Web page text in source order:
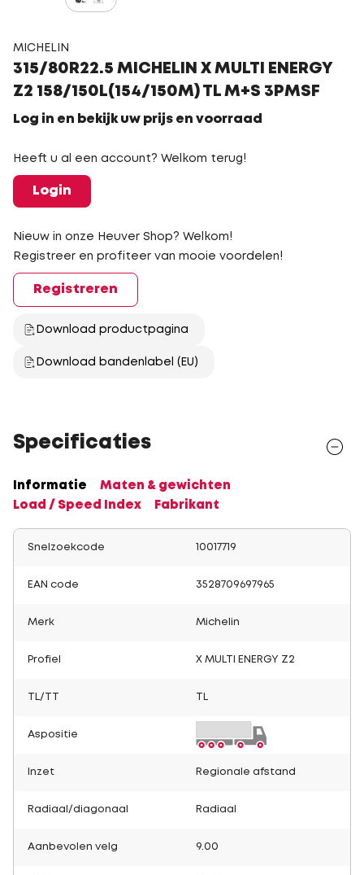
MICHELIN
315/80R22.5 MICHELIN X MULTI ENERGY
Z2 158/150L(154/150M) TL M+S 3PMSF
Log in en bekijk uw prijs en voorraad
Heeft u al een account? Welkom terug!
Login
Nieuw in onze Heuver Shop? Welkom!
Registreer en profiteer van mooie voordelen!
Registreren
Download productpagina
Download bandenlabel (EU)
Specificaties
Informatie
Maten & gewichten
Load / Speed Index
Fabrikant
Snelzoekcode 10017719
EAN code 3528709697965
Merk Michelin
Profiel X MULTI ENERGY Z2
TL/TT
Aspositie
Inzet Regionale afstand
Radiaal/diagonaal Radiaal
Aanbevolen velg 9.00